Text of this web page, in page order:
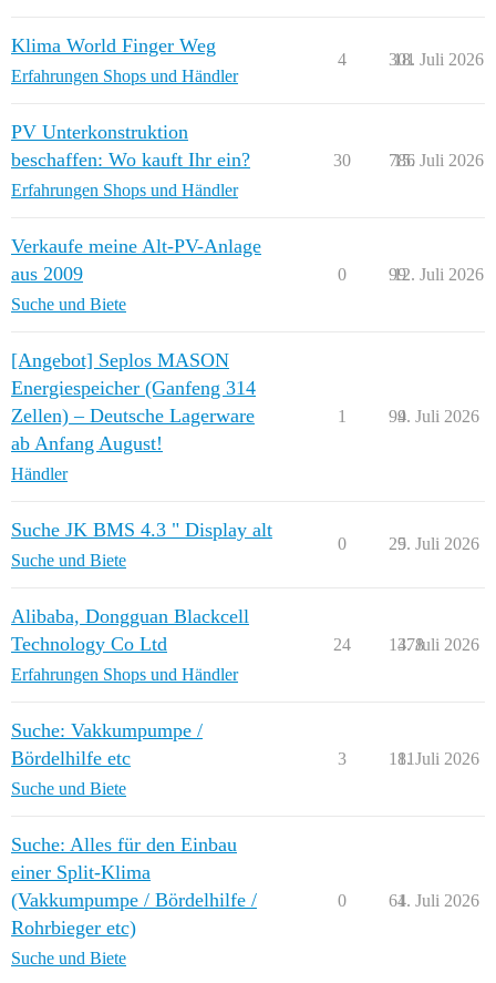
Klima World Finger Weg
Erfahrungen Shops und Händler
4 301
18. Juli 2026
PV Unterkonstruktion
beschaffen: Wo kauft Ihr ein?
Erfahrungen Shops und Händler
30 786
15. Juli 2026
Verkaufe meine Alt-PV-Anlage
aus 2009
Suche und Biete
0 99
12. Juli 2026
[Angebot] Seplos MASON
Energiespeicher (Ganfeng 314
Zellen) – Deutsche Lagerware
ab Anfang August!
Händler
1 949. Juli 2026
Suche JK BMS 4.3 " Display alt
Suche und Biete
0 295. Juli 2026
Alibaba, Dongguan Blackcell
Technology Co Ltd
Erfahrungen Shops und Händler
24 1478
3. Juli 2026
Suche: Vakkumpumpe /
Bördelhilfe etc
Suche und Biete
3 181
1. Juli 2026
Suche: Alles für den Einbau
einer Split-Klima
(Vakkumpumpe / Bördelhilfe /
Rohrbieger etc)
Suche und Biete
0 641. Juli 2026